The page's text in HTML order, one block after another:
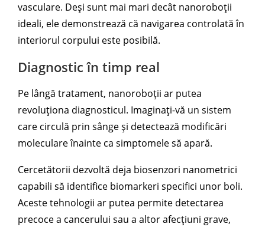
vasculare. Deși sunt mai mari decât nanoroboții
ideali, ele demonstrează că navigarea controlată în
interiorul corpului este posibilă.
Diagnostic în timp real
Pe lângă tratament, nanoroboții ar putea
revoluționa diagnosticul. Imaginați-vă un sistem
care circulă prin sânge și detectează modificări
moleculare înainte ca simptomele să apară.
Cercetătorii dezvoltă deja biosenzori nanometrici
capabili să identifice biomarkeri specifici unor boli.
Aceste tehnologii ar putea permite detectarea
precoce a cancerului sau a altor afecțiuni grave,